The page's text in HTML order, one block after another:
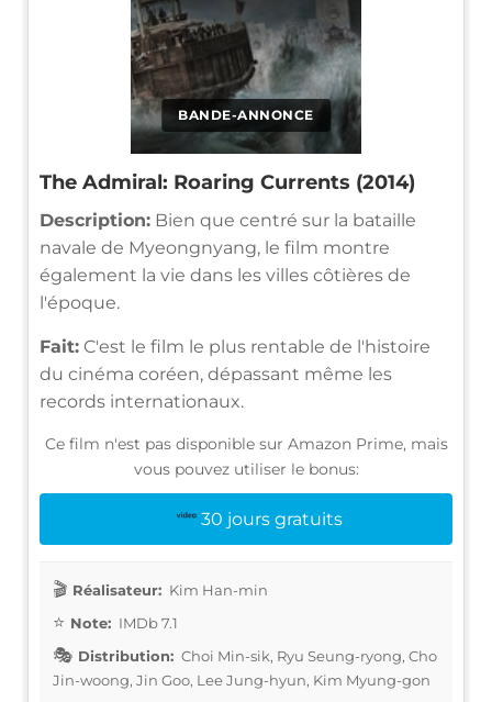
BANDE-ANNONCE
The Admiral: Roaring Currents (2014)
Description: Bien que centré sur la bataille
navale de Myeongnyang, le film montre
également la vie dans les villes côtières de
l'époque.
Fait: C'est le film le plus rentable de l'histoire
du cinéma coréen, dépassant même les
records internationaux.
Ce film n'est pas disponible sur Amazon Prime, mais
vous pouvez utiliser le bonus:
30 jours gratuits
Réalisateur: Kim Han-min
Note: IMDb 7.1
Distribution: Choi Min-sik, Ryu Seung-ryong, Cho
Jin-woong, Jin Goo, Lee Jung-hyun, Kim Myung-gon